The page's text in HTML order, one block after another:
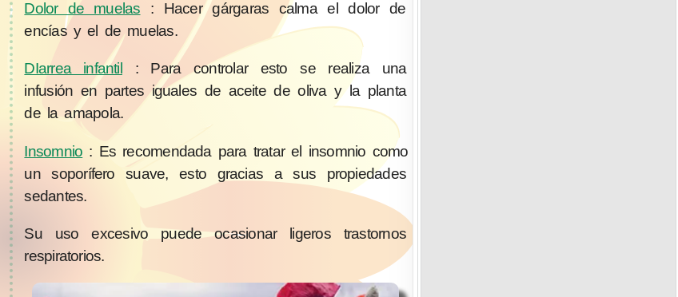
Dolor de muelas
: Hacer gárgaras calma el dolor de
encías y el de muelas.
DIarrea infantil
: Para controlar esto se realiza una
infusión en partes iguales de aceite de oliva y la planta
de la amapola.
Insomnio : Es recomendada para tratar el insomnio como
un soporífero suave, esto gracias a sus propiedades
sedantes.
Su uso excesivo puede ocasionar ligeros trastornos
respiratorios.